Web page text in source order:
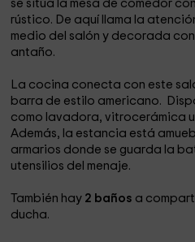
se sitúa la mesa de comedor
rústico. De aquí llama la
medio del salón y decorada
antaño.
La cocina conecta con este
barra de estilo americano.
como lavadora, vitrocerámica
Además, la estancia está
armarios donde se guarda la
utensilios del menaje.
También hay 2 baños a
ducha.